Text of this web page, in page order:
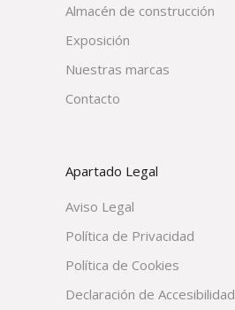
Almacén de construcción
Exposición
Nuestras marcas
Contacto
Apartado Legal
Aviso Legal
Política de Privacidad
Política de Cookies
Declaración de Accesibilidad